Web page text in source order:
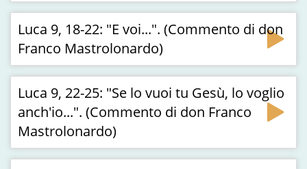
Luca 9, 18-22: "E voi...". (Commento di don
Franco Mastrolonardo)
Luca 9, 22-25: "Se lo vuoi tu Gesù, lo voglio
anch'io...". (Commento di don Franco
Mastrolonardo)